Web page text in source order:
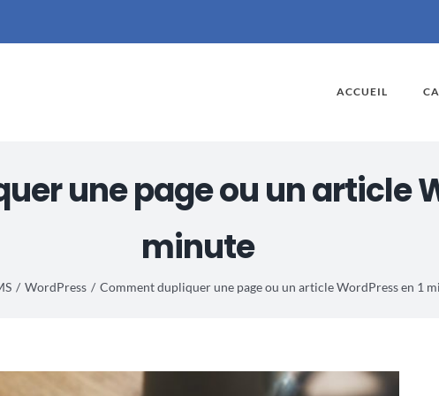
ACCUEIL
une page ou un article
minute
WordPress Comment dupliquer une page ou un article WordPress en 1